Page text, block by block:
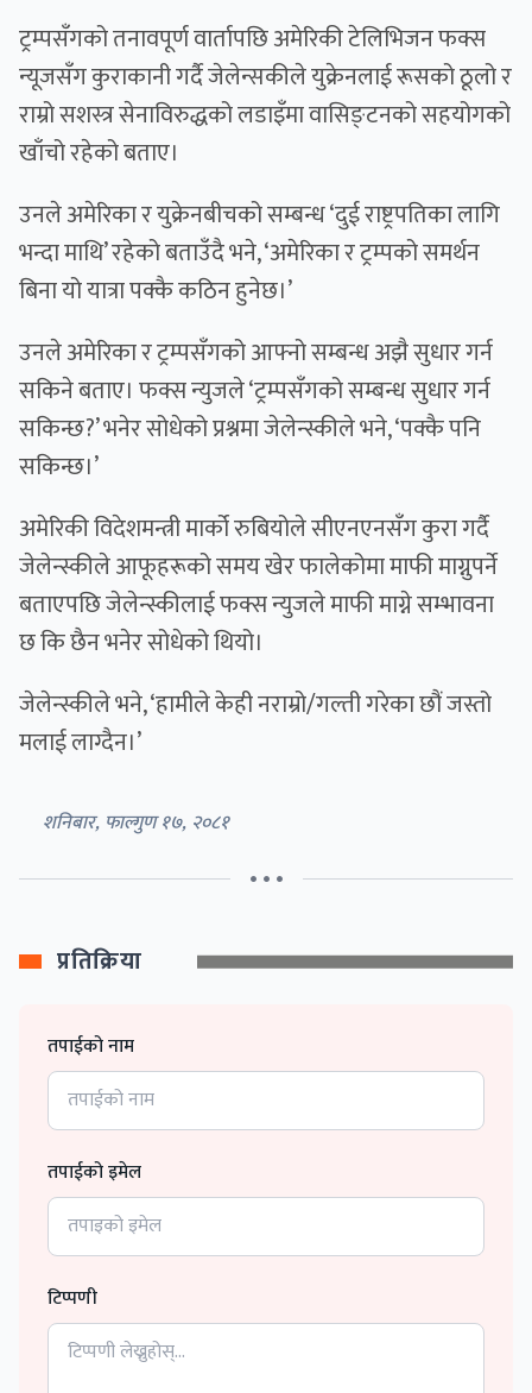
ट्रम्पसँगको तनावपूर्ण वार्तापछि अमेरिकी टेलिभिजन फक्स
न्यूजसँग कुराकानी गर्दै जेलेन्सकीले युक्रेनलाई रूसको ठूलो र
राम्रो सशस्त्र सेनाविरुद्धको लडाइँमा वासिङ्टनको सहयोगको
खाँचो रहेको बताए।
उनले अमेरिका र युक्रेनबीचको सम्बन्ध ‘दुई राष्ट्रपतिका लागि
भन्दा माथि’ रहेको बताउँदै भने, ‘अमेरिका र ट्रम्पको समर्थन
बिना यो यात्रा पक्कै कठिन हुनेछ।’
उनले अमेरिका र ट्रम्पसँगको आफ्नो सम्बन्ध अझै सुधार गर्न
सकिने बताए। फक्स न्युजले ‘ट्रम्पसँगको सम्बन्ध सुधार गर्न
सकिन्छ?’ भनेर सोधेको प्रश्नमा जेलेन्स्कीले भने, ‘पक्कै पनि
सकिन्छ।’
अमेरिकी विदेशमन्त्री मार्को रुबियोले सीएनएनसँग कुरा गर्दै
जेलेन्स्कीले आफूहरूको समय खेर फालेकोमा माफी माग्नुपर्ने
बताएपछि जेलेन्स्कीलाई फक्स न्युजले माफी माग्ने सम्भावना
छ कि छैन भनेर सोधेको थियो।
जेलेन्स्कीले भने, ‘हामीले केही नराम्रो/गल्ती गरेका छौं जस्तो
मलाई लाग्दैन।’
शनिबार, फाल्गुण १७, २०८१
• • •
प्रतिक्रिया
तपाईको नाम
तपाईको इमेल
टिप्पणी